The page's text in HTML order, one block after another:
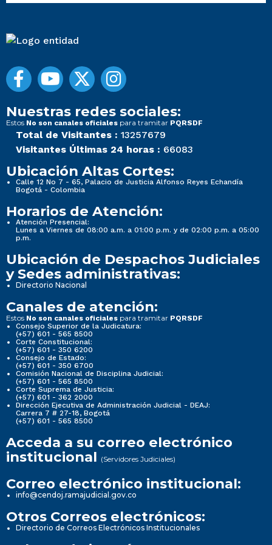
Nuestras redes sociales:
Estos No son canales oficiales para tramitar PQRSDF
Total de Visitantes : 13257679
Visitantes Últimas 24 horas : 66083
Ubicación Altas Cortes:
Calle 12 No 7 - 65, Palacio de Justicia Alfonso Reyes Echandía
Bogotá - Colombia
Horarios de Atención:
Atención Presencial:
Lunes a Viernes de 08:00 a.m. a 01:00 p.m. y de 02:00 p.m. a 05:00
p.m.
Ubicación de Despachos Judiciales
y Sedes administrativas:
Directorio Nacional
Canales de atención:
Estos No son canales oficiales para tramitar PQRSDF
Consejo Superior de la Judicatura:
(+57) 601 - 565 8500
Corte Constitucional:
(+57) 601 - 350 6200
Consejo de Estado:
(+57) 601 - 350 6700
Comisión Nacional de Disciplina Judicial:
(+57) 601 - 565 8500
Corte Suprema de Justicia:
(+57) 601 - 362 2000
Dirección Ejecutiva de Administración Judicial - DEAJ:
Carrera 7 # 27-18, Bogotá
(+57) 601 - 565 8500
Acceda a su correo electrónico
institucional (Servidores Judiciales)
Correo electrónico institucional:
info@cendoj.ramajudicial.gov.co
Otros Correos electrónicos:
Directorio de Correos Electrónicos Institucionales